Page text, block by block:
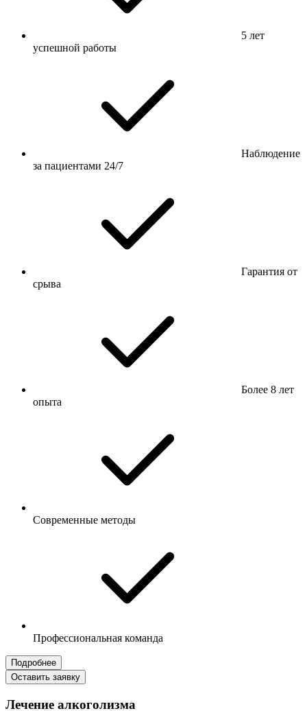
5 лет
успешной работы
Наблюдение
за пациентами 24/7
Гарантия от
срыва
Более 8 лет
опыта
Современные методы
Профессиональная команда
Подробнее
Оставить заявку
Лечение алкоголизма